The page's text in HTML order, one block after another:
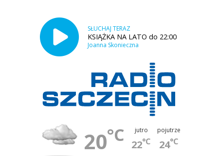
SŁUCHAJ TERAZ
KSIĄŻKA NA LATO do 22:00
Joanna Skonieczna
20°C jutro
22°C
pojutrze
24°C